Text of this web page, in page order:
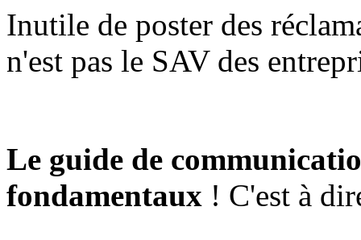
Inutile de poster des
n'est pas le SAV des
Le guide de
fondamentaux ! C'est à